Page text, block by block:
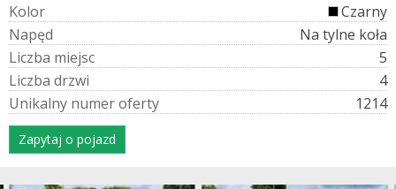
Kolor
Czarny
Napęd
Na tylne koła
Liczba miejsc
5
Liczba drzwi
4
Unikalny numeroferty 1214
Zapytaj o pojazd